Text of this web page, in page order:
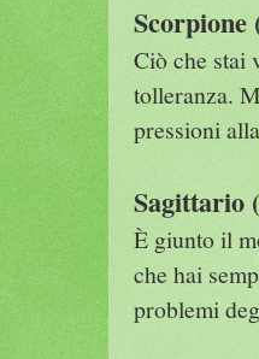
Scorpione
Ciò che stai
tolleranza.
pressioni
Sagittario (
È giunto il
che hai
problemi